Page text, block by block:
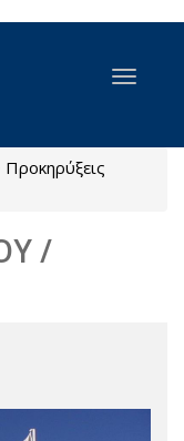
Toggle
Προκηρύξεις
/